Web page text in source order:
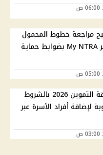
مراجعة خطوط المحمول
المسجلة باسمك عبر My NTRA بضوابط حماية
خطوات تحديث بطاقة التموين 2026 بالشروط
لإضافة أفراد الأسرة عبر